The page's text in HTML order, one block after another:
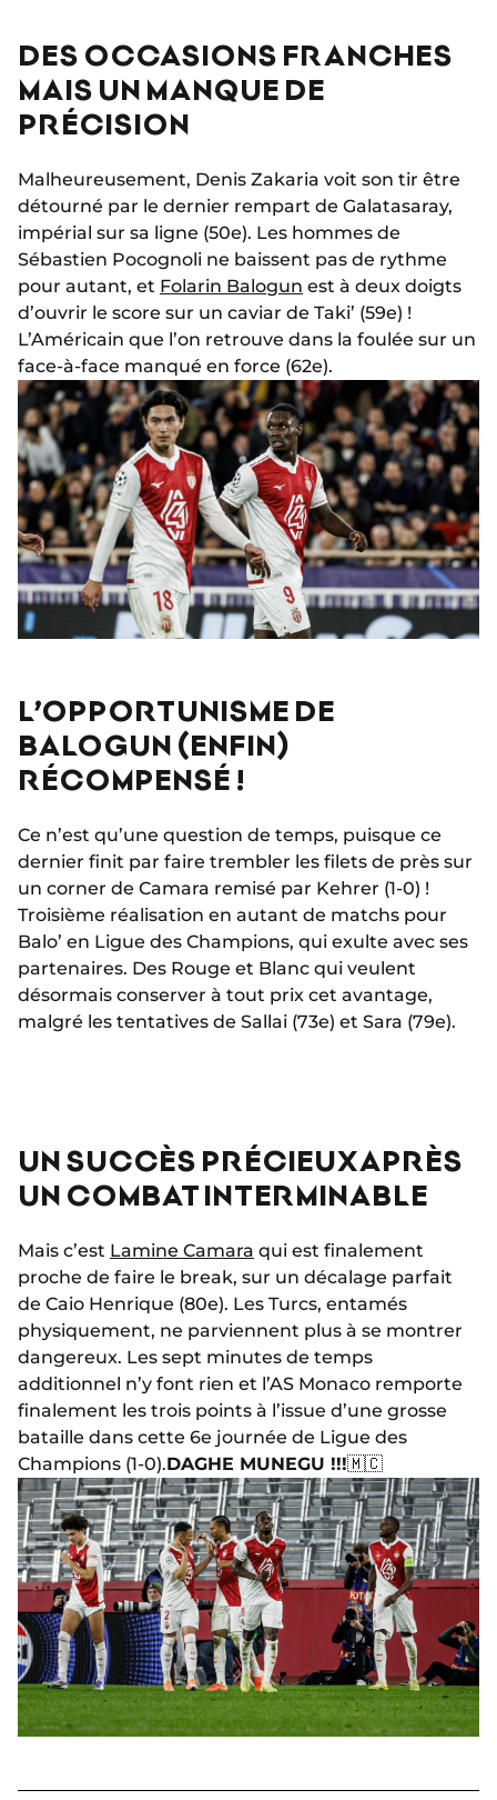
DES OCCASIONS FRANCHES
MAIS UN MANQUE DE
PRÉCISION
Malheureusement, Denis Zakaria voit son tir être
détourné par le dernier rempart de Galatasaray,
impérial sur sa ligne (50e). Les hommes de
Sébastien Pocognoli ne baissent pas de rythme
pour autant, et Folarin Balogun est à deux doigts
d’ouvrir le score sur un caviar de Taki’ (59e) !
L’Américain que l’on retrouve dans la foulée sur un
face-à-face manqué en force (62e).
L’OPPORTUNISME DE
BALOGUN (ENFIN)
RÉCOMPENSÉ !
Ce n’est qu’une question de temps, puisque ce
dernier finit par faire trembler les filets de près sur
un corner de Camara remisé par Kehrer (1-0) !
Troisième réalisation en autant de matchs pour
Balo’ en Ligue des Champions, qui exulte avec ses
partenaires. Des Rouge et Blanc qui veulent
désormais conserver à tout prix cet avantage,
malgré les tentatives de Sallai (73e) et Sara (79e).
UN SUCCÈS PRÉCIEUX APRÈS
UN COMBAT INTERMINABLE
Mais c’est Lamine Camara qui est finalement
proche de faire le break, sur un décalage parfait
de Caio Henrique (80e). Les Turcs, entamés
physiquement, ne parviennent plus à se montrer
dangereux. Les sept minutes de temps
additionnel n’y font rien et l’AS Monaco remporte
finalement les trois points à l’issue d’une grosse
bataille dans cette 6e journée de Ligue des
Champions (1-0).DAGHE MUNEGU !!!🇲🇨